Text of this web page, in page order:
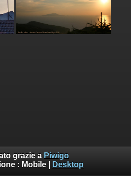
grazie a Piwigo
: Mobile Desktop